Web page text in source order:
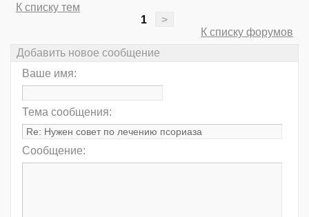
К списку тем
1
>
К списку форумов
Добавить новое сообщение
Ваше имя:
Тема сообщения:
Сообщение: